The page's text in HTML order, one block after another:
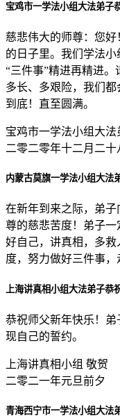
宝鸡市一学法小组大法弟子
慈悲伟大的师尊：您
的日子里。我们学法
“三件事”精进再精进。
多长、多艰险，我们
到底！直至圆满。
宝鸡市一学法小组大法
二零二零年十二月二十
内蒙古莫旗一学法小组大法
在新年到来之际，弟
尊的慈悲苦度！弟子
好自己，讲真相，多
度，努力做好三件事，
上海讲真相小组大法弟子恭
恭祝师父新年快乐！
现自己的誓约。
上海讲真相小组 敬贺
二零二一年元旦前夕
青海西宁市一学法小组大法